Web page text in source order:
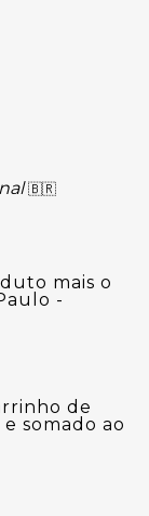
🇧🇷
mais o
-
de
somado ao